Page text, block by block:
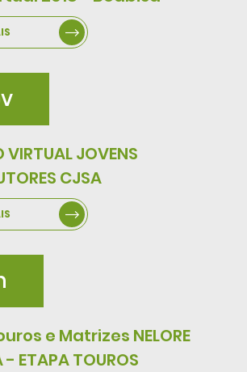
VIRTUAL JOVENS
CJSA
e Matrizes NELORE
ETAPA TOUROS